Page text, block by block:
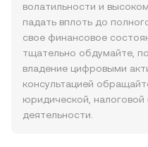
волатильности и
падать вплоть до
свое финансовое
тщательно обдумайте,
владение цифровыми
консультацией
юридической, налоговой
деятельности.